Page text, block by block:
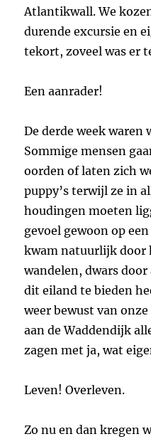
Atlantikwall. We
durende excursie en
tekort, zoveel was er
Een aanrader!
De derde week waren
Sommige mensen
oorden of laten zich
puppy’s terwijl ze in
houdingen moeten
gevoel gewoon op
kwam natuurlijk door
wandelen, dwars
dit eiland te bieden
weer bewust van
aan de Waddendijk
zagen met ja, wat
Leven! Overleven.
Zo nu en dan kregen